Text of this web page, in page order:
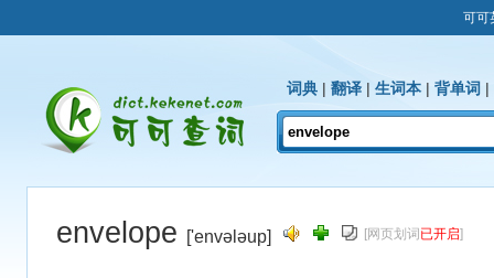
可可
词典 | 翻译 | 生词本 | 背单词 |
envelope ['envələup] [网页划词 已开启]